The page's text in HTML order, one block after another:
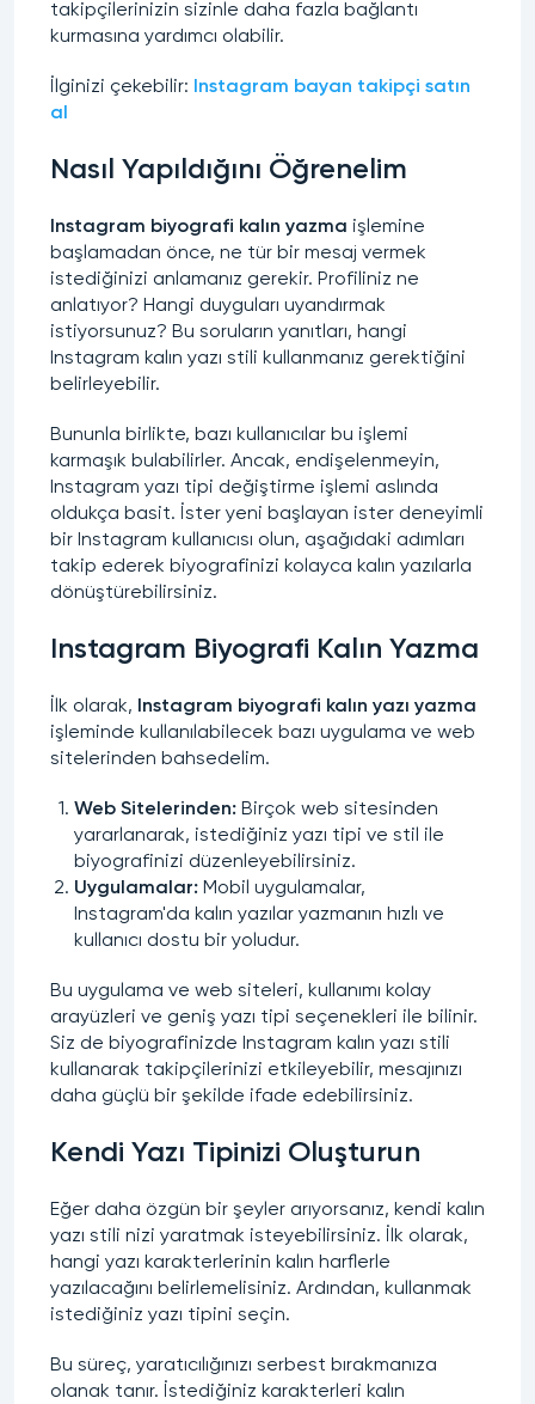
takipçilerinizin sizinle daha fazla bağlantı
kurmasına yardımcı olabilir.
İlginizi çekebilir:
Instagram bayan takipçi satın
al
Nasıl Yapıldığını Öğrenelim
Instagram biyografi kalın yazma işlemine
başlamadan önce, ne tür bir mesaj vermek
istediğinizi anlamanız gerekir. Profiliniz ne
anlatıyor? Hangi duyguları uyandırmak
istiyorsunuz? Bu soruların yanıtları, hangi
Instagram kalın yazı stili kullanmanız gerektiğini
belirleyebilir.
Bununla birlikte, bazı kullanıcılar bu işlemi
karmaşık bulabilirler. Ancak, endişelenmeyin,
Instagram yazı tipi değiştirme işlemi aslında
oldukça basit. İster yeni başlayan ister deneyimli
bir Instagram kullanıcısı olun, aşağıdaki adımları
takip ederek biyografinizi kolayca kalın yazılarla
dönüştürebilirsiniz.
Instagram Biyografi Kalın Yazma
İlk olarak,
Instagram biyografi kalın yazı yazma
işleminde kullanılabilecek bazı uygulama ve web
sitelerinden bahsedelim.
Web Sitelerinden: Birçok web sitesinden
yararlanarak, istediğiniz yazı tipi ve stil ile
biyografinizi düzenleyebilirsiniz.
Uygulamalar: Mobil uygulamalar,
Instagram'da kalın yazılar yazmanın hızlı ve
kullanıcı dostu bir yoludur.
Bu uygulama ve web siteleri, kullanımı kolay
arayüzleri ve geniş yazı tipi seçenekleri ile bilinir.
Siz de biyografinizde Instagram kalın yazı stili
kullanarak takipçilerinizi etkileyebilir, mesajınızı
daha güçlü bir şekilde ifade edebilirsiniz.
Kendi Yazı Tipinizi Oluşturun
Eğer daha özgün bir şeyler arıyorsanız, kendi kalın
yazı stili nizi yaratmak isteyebilirsiniz. İlk olarak,
hangi yazı karakterlerinin kalın harflerle
yazılacağını belirlemelisiniz. Ardından, kullanmak
istediğiniz yazı tipini seçin.
Bu süreç, yaratıcılığınızı serbest bırakmanıza
olanak tanır. İstediğiniz karakterleri kalın